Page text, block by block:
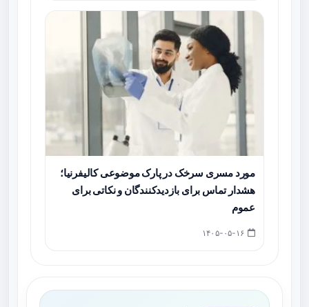
مورد مسری سرخک در پارک موضوعی کالیفرنیا؛
هشدار تماس برای بازدیدکنندگان و نکاتی برای
عموم